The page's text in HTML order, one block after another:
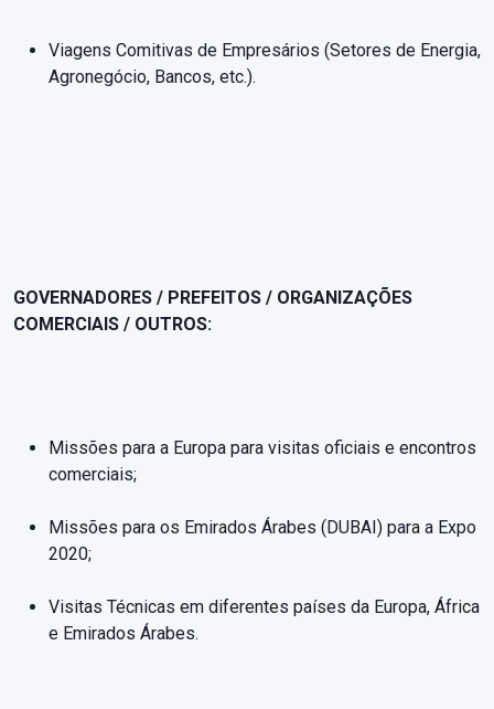
Viagens Comitivas de Empresários (Setores de Energia,
Agronegócio, Bancos, etc.).
GOVERNADORES / PREFEITOS / ORGANIZAÇÕES
COMERCIAIS / OUTROS:
Missões para a Europa para visitas oficiais e encontros
comerciais;
Missões para os Emirados Árabes (DUBAI) para a Expo
2020;
Visitas Técnicas em diferentes países da Europa, África
e Emirados Árabes.